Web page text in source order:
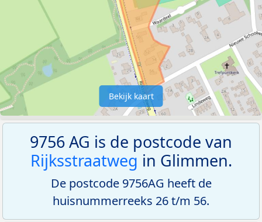
Bekijk kaart
9756 AG is de postcode van
Rijksstraatweg in Glimmen.
De postcode 9756AG heeft de
huisnummerreeks 26 t/m 56.